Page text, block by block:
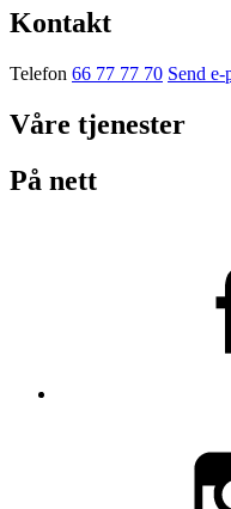
Kontakt
Telefon 66 77 77 70 Send e-
Våre tjenester
På nett